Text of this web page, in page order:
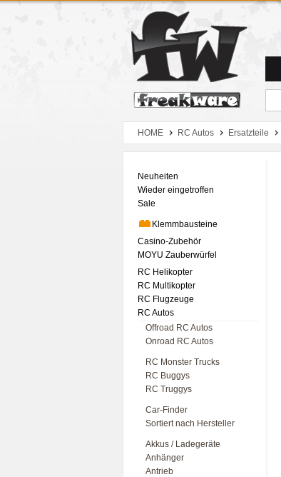
Zum Hauptmenue
Zum Seiteninhalt
Zum Warenkob
HOME RC Autos Ersatzteile
Neuheiten
Wieder eingetroffen
Sale
Klemmbausteine
Casino-Zubehör
MOYU Zauberwürfel
RC Helikopter
RC Multikopter
RC Flugzeuge
RC Autos
Offroad RC Autos
Onroad RC Autos
RC Monster Trucks
RC Buggys
RC Truggys
Car-Finder
Sortiert nach Hersteller
Akkus / Ladegeräte
Anhänger
Antrieb